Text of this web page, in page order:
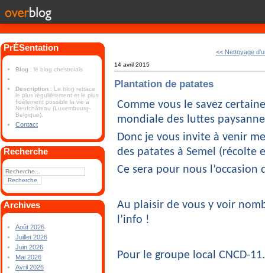
PrÉSentation
Blog : le blog chestrolais
Description : Le blog retrace
le plus régulièrement et le plus
fidèlement possible la vie à
Neufchâteau (Luxembourg-
Belgique).
Contact
Recherche
Archives
Août 2026
Juillet 2026
Juin 2026
Mai 2026
Avril 2026
<< Nettoyage
14 avril 2015
Plantation de patates
Comme vous le savez
mondiale des luttes
Donc je vous invite à venir
des patates à Semel (récolte
Ce sera pour nous
Au plaisir de vous y voir
l’info !
Pour le groupe local CNCD-